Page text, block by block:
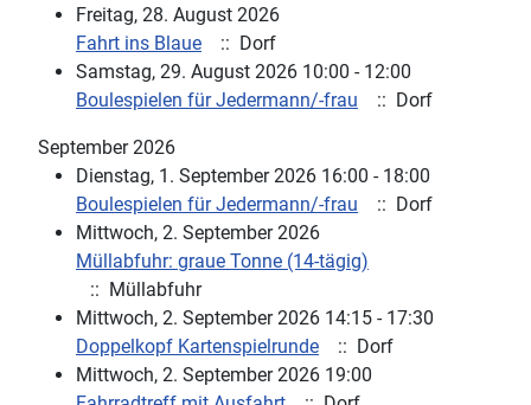
Freitag, 28. August 2026
Fahrt ins Blaue
:: Dorf
Samstag, 29. August 2026 10:00 - 12:00
Boulespielen für Jedermann/-frau
:: Dorf
September 2026
Dienstag, 1. September 2026 16:00 - 18:00
Boulespielen für Jedermann/-frau
:: Dorf
Mittwoch, 2. September 2026
Müllabfuhr: graue Tonne (14-tägig)
:: Müllabfuhr
Mittwoch, 2. September 2026 14:15 - 17:30
Doppelkopf Kartenspielrunde
:: Dorf
Mittwoch, 2. September 2026 19:00